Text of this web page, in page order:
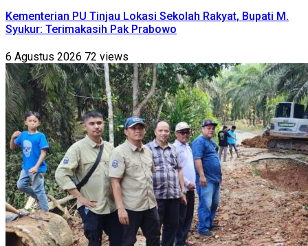
Kementerian PU Tinjau Lokasi Sekolah Rakyat, Bupati M.
Syukur: Terimakasih Pak Prabowo
6 Agustus 2026 72 views